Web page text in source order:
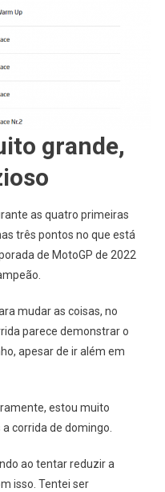
grande,
as quatro primeiras
três pontos no que está
de MotoGP de 2022
mudar as coisas, no
parece demonstrar o
apesar de ir além em
estou muito
corrida de domingo.
ao tentar reduzir a
isso. Tentei ser